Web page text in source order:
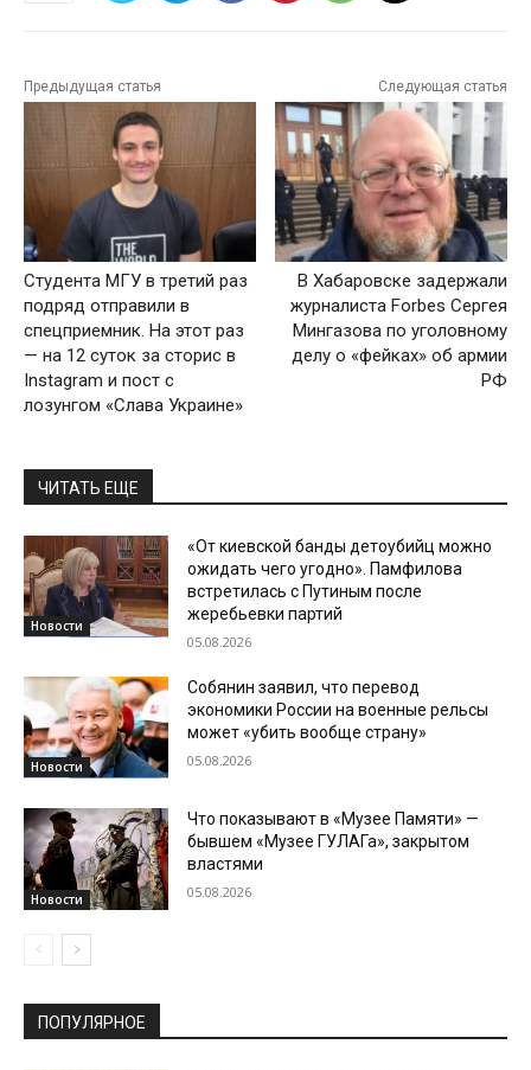
Предыдущая статья
Студента МГУ в третий раз
подряд отправили в
спецприемник. На этот раз
— на 12 суток за сторис в
Instagram и пост с
лозунгом «Слава Украине»
Следующая статья
В Хабаровске задержали
журналиста Forbes Сергея
Мингазова по уголовному
делу о «фейках» об армии
РФ
ЧИТАТЬ ЕЩЕ
Новости
«От киевской банды детоубийц можно
ожидать чего угодно». Памфилова
встретилась с Путиным после
жеребьевки партий
05.08.2026
Новости
Собянин заявил, что перевод
экономики России на военные рельсы
может «убить вообще страну»
05.08.2026
Новости
Что показывают в «Музее Памяти» —
бывшем «Музее ГУЛАГа», закрытом
властями
05.08.2026
ПОПУЛЯРНОЕ